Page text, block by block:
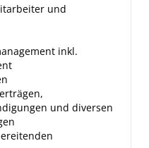
und
inkl.
und diversen